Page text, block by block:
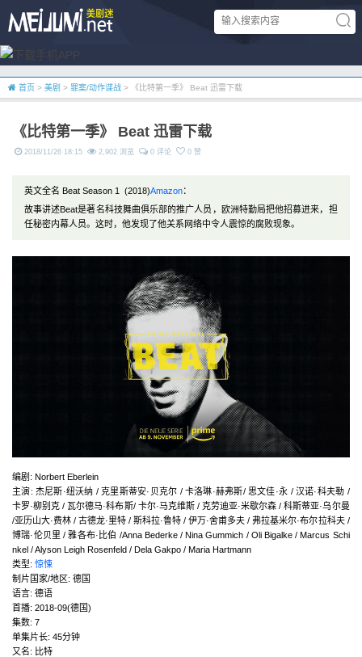
首页 > 美剧 > 罪案/动作谍战 > 《比特第一季》 Beat 迅雷下载
《比特第一季》 Beat 迅雷下载
2018/11/26 18:15 2,902 浏览 0 评论 0 赞
英文全名 Beat Season 1 (2018)Amazon：
故事讲述Beat是著名科技舞曲俱乐部的推广人员，欧洲特勤局把他招募进来，担
任秘密内幕人员。这时，他发现了他关系网络中令人震惊的腐败现象。
编剧 : Norbert Eberlein
主演: 杰尼斯·纽沃纳 / 克里斯蒂安·贝克尔 / 卡洛琳·赫弗斯/ 思文佳·永 / 汉诺·科夫勒 /
卡罗·柳别克 / 瓦尔德马·科布斯/ 卡尔·马克维斯 / 克劳迪亚·米歇尔森 / 科斯蒂亚·乌尔曼
/亚历山大·费林 / 古德龙·里特 / 斯科拉·鲁特 / 伊万·舍甫多夫 / 弗拉基米尔·布尔拉科夫 /
博瑞·伦贝里 / 雅各布·比伯 /Anna Bederke / Nina Gummich / Oli Bigalke / Marcus Schi
nkel / Alyson Leigh Rosenfeld / Dela Gakpo / Maria Hartmann
类型: 惊悚
制片国家/地区: 德国
语言: 德语
首播: 2018-09(德国)
集数: 7
单集片长: 45分钟
又名: 比特